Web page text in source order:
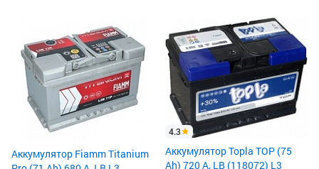
Аккумулятор Fiamm Titanium
4.3
Аккумулятор Topla TOP (75
Ah) 720 А, LB (118072) L3